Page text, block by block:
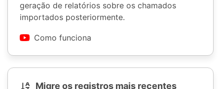
geração de relatórios sobre os chamados
importados posteriormente.
Como funciona
Migre os registros mais recentes